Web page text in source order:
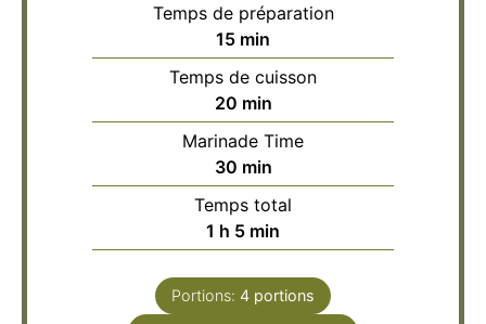
Temps de préparation
15minutes
min
Temps de cuisson
20minutes
min
Marinade Time
30minutes
min
Temps total
1 heure
h 5minutes
min
Portions: 4 portions